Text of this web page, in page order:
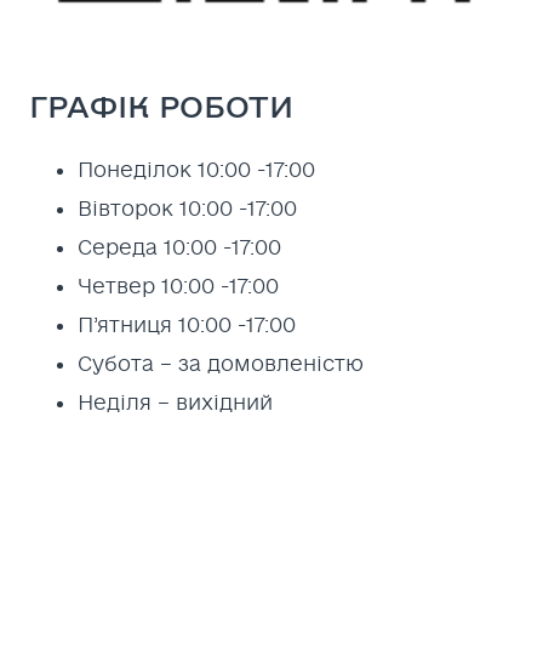
ГРАФІК РОБОТИ
Понеділок 10:00 -17:00
Вівторок 10:00 -17:00
Середа 10:00 -17:00
Четвер 10:00 -17:00
П’ятниця 10:00 -17:00
Субота – за домовленістю
Неділя – вихідний